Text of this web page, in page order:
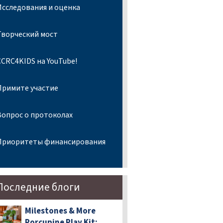
и оценка
мост
на YouTube!
участие
о протоколах
финансирования
блоги
Milestones & More